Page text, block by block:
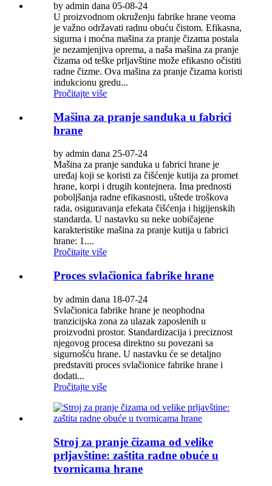
by admin dana 05-08-24
U proizvodnom okruženju fabrike hrane veoma
je važno održavati radnu obuću čistom. Efikasna,
sigurna i moćna mašina za pranje čizama postala
je nezamjenjiva oprema, a naša mašina za pranje
čizama od teške prljavštine može efikasno očistiti
radne čizme. Ova mašina za pranje čizama koristi
indukcionu gredu...
Pročitajte više
Mašina za pranje sanduka u fabrici
hrane
by admin dana 25-07-24
Mašina za pranje sanduka u fabrici hrane je
uređaj koji se koristi za čišćenje kutija za promet
hrane, korpi i drugih kontejnera. Ima prednosti
poboljšanja radne efikasnosti, uštede troškova
rada, osiguravanja efekata čišćenja i higijenskih
standarda. U nastavku su neke uobičajene
karakteristike mašina za pranje kutija u fabrici
hrane: 1....
Pročitajte više
Proces svlačionica fabrike hrane
by admin dana 18-07-24
Svlačionica fabrike hrane je neophodna
tranzicijska zona za ulazak zaposlenih u
proizvodni prostor. Standardizacija i preciznost
njegovog procesa direktno su povezani sa
sigurnošću hrane. U nastavku će se detaljno
predstaviti proces svlačionice fabrike hrane i
dodati...
Pročitajte više
Stroj za pranje čizama od velike
prljavštine: zaštita radne obuće u
tvornicama hrane